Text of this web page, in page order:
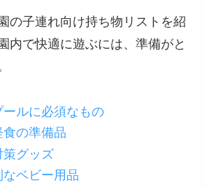
の子連れ向け持ち物リストを紹
内で快適に遊ぶには、準備がと
ルに必須なもの
の準備品
グッズ
ベビー用品